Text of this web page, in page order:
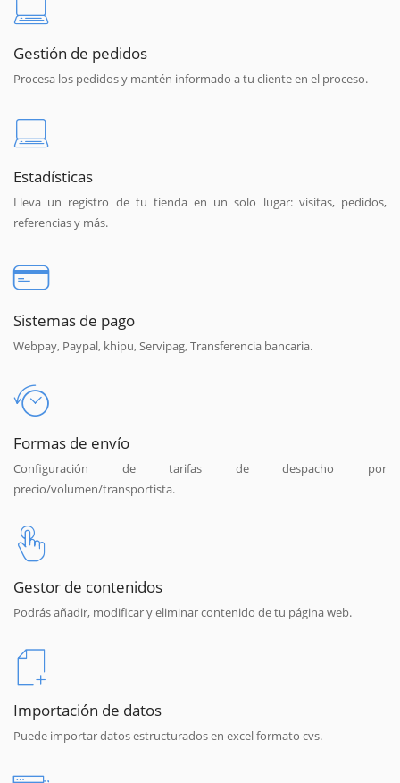
Gestión de pedidos
Procesa los pedidos y mantén informado a tu cliente en el proceso.
Estadísticas
Lleva un registro de tu tienda en un solo lugar: visitas, pedidos,
referencias y más.
Sistemas de pago
Webpay, Paypal, khipu, Servipag, Transferencia bancaria.
Formas de envío
Configuración de tarifas de despacho por
precio/volumen/transportista.
Gestor de contenidos
Podrás añadir, modificar y eliminar contenido de tu página web.
Importación de datos
Puede importar datos estructurados en excel formato cvs.